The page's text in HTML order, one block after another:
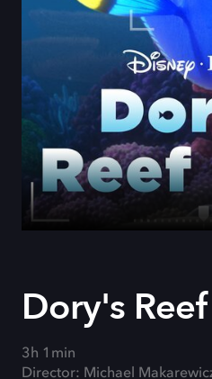
Dory's
3h 1min
Director: Michael